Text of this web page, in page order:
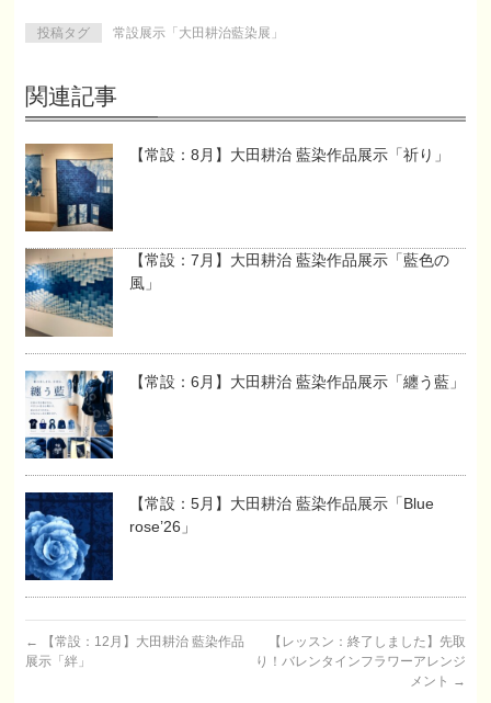
投稿タグ 常設展示「大田耕治藍染展」
関連記事
【常設：8月】大田耕治 藍染作品展示「祈り」
【常設：7月】大田耕治 藍染作品展示「藍色の
風」
【常設：6月】大田耕治 藍染作品展示「纏う藍」
【常設：5月】大田耕治 藍染作品展示「Blue
rose’26」
←
【常設：12月】大田耕治 藍染作品
展示「絆」
【レッスン：終了しました】先取
り！バレンタインフラワーアレンジ
メント →